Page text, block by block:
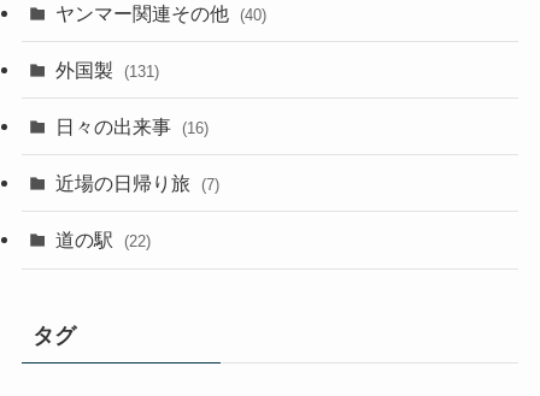
ヤンマー関連その他 (40)
外国製 (131)
日々の出来事 (16)
近場の日帰り旅 (7)
道の駅 (22)
タグ